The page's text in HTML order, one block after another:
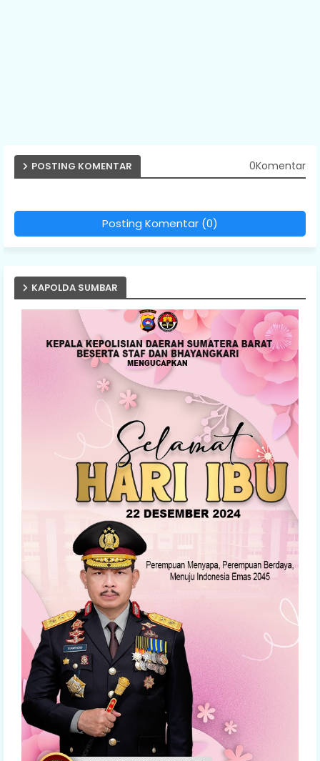
POSTING KOMENTAR 0Komentar
Posting Komentar (0)
KAPOLDA SUMBAR